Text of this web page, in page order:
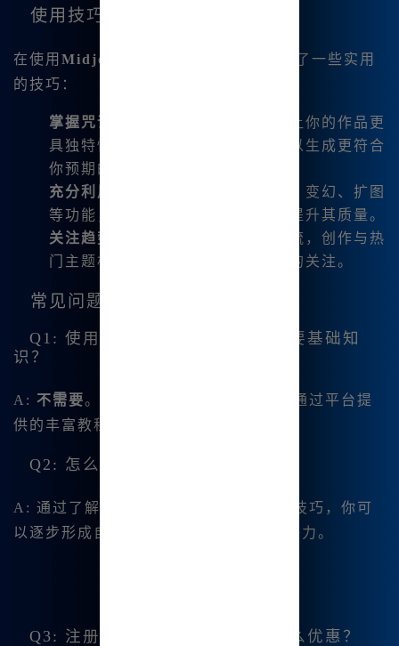
使用技巧
在使用 Midjourney中文版
时，我也总结了一些实用
的技巧：
掌握咒语解析
：了解咒语的使用能让你的作品更
具独特性。使用简洁明了的指令可以生成更符合
你预期的画作。
充分利用图像编辑功能
：包括微调、变幻、扩图
等功能，可以让你快速调整作品，提升其质量。
关注趋势
：随时关注艺术市场的潮流，创作与热
门主题相关的作品，易于吸引客户的关注。
常见问题解答
Q1: 使用
到底需不需要基础知
识？
A: 不需要。即使是零基础的新手，也能通过平台提
供的丰富教程和简单友好的界面上手。
Q2: 怎么提高出版画作的竞争力？
A: 通过了解市场需求和提升自己的绘画技巧，你可
以逐步形成自己的风格和特色，增强竞争力。
Q3: 注册 有什么优惠？